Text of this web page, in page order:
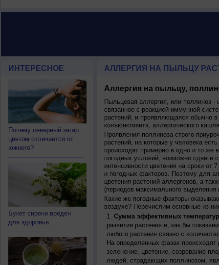
ИНТЕРЕСНОЕ
Почему северный загар
цветом отличается от
южного?
Букет сирени вреден
для здоровья
АЛЛЕРГИЯ НА ПЫЛЬЦУ
Аллергия на пыльцу,
Пыльцевая аллергия, или поллиноз -
связанное с реакцией иммунной
растений, и проявляющаяся обычно
конъюнктивита, аллергического
Проявления поллиноза строго
растений, на которые у человека
происходят примерно в одно и то же
погодных условий, возможно сдвиги
интенсивности цветения на сроки от
и погодных факторов. Поэтому для
цветения растений-аллергенов, а
(периодов максимального
Какие же погодные факторы
воздухе? Перечислим основные из
Сумма эффективных
развития растения и, как бы
любого растения связно с
На определенных фазах происходят
зеленение, цветение, созревание
людей, страдающих поллинозом,